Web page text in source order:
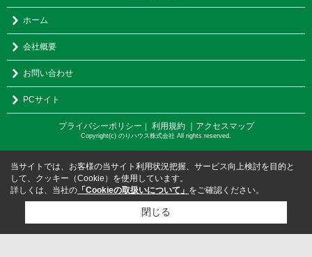
ホーム
会社概要
お問い合わせ
PCサイト
プライバシーポリシー ｜ 利用規約 ｜アクセスマップ
Copyright(c) のりハウス株式会社 All rights reserved.
当サイトでは、お客様の当サイト利用状況把握、サービス向上検討を目的と
して、クッキー（Cookie）を使用しています。
詳しくは、当社の 「Cookieの取扱いについて」 をご確認ください。
閉じる